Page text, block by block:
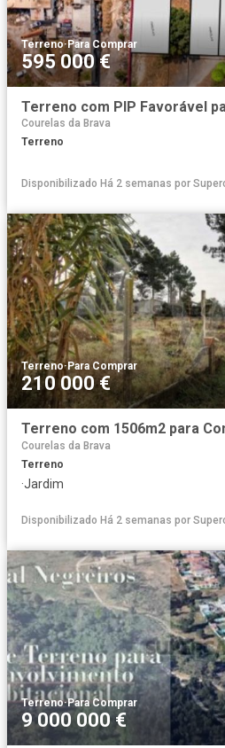
Terreno·Para Comprar
595 000 €
Courelas da Brava
Terreno
Disponibilizado Há 2 semanas por
Terreno·Para Comprar
210 000 €
Terreno com 1506m2 para
Courelas da Brava
Terreno
·Jardim
Disponibilizado Há 2 semanas por
Terreno·Para Comprar
9 000 000 €